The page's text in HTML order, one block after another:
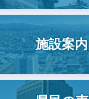
施設案内